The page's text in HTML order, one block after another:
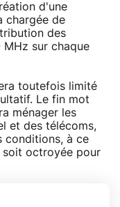
d'une
chargée de
des
MHz sur chaque
toutefois limité
Le fin mot
ménager les
et des télécoms,
conditions, à ce
soit octroyée pour